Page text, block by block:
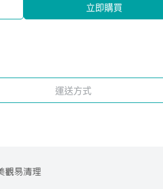
立即購買
運送方式